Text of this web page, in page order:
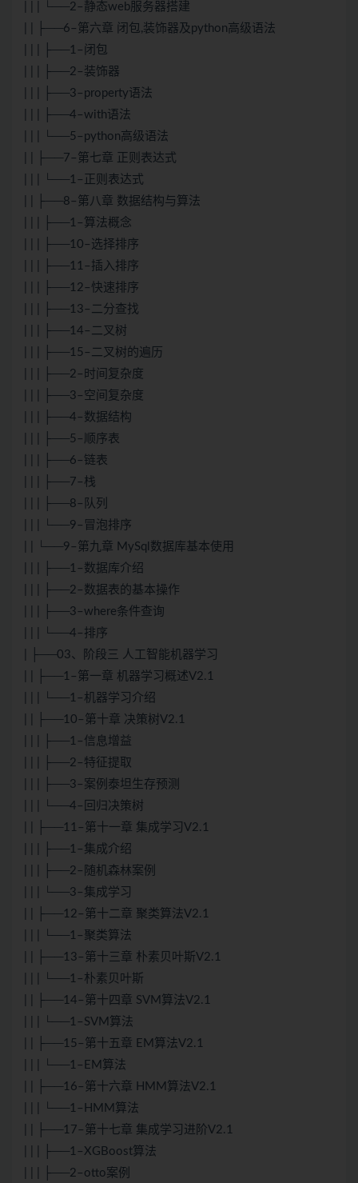
| | | └──2–静态web服务器搭建
| | ├──6–第六章 闭包,装饰器及python高级语法
| | | ├──1–闭包
| | | ├──2–装饰器
| | | ├──3–property语法
| | | ├──4–with语法
| | | └──5–python高级语法
| | ├──7–第七章 正则表达式
| | | └──1–正则表达式
| | ├──8–第八章 数据结构与算法
| | | ├──1–算法概念
| | | ├──10–选择排序
| | | ├──11–插入排序
| | | ├──12–快速排序
| | | ├──13–二分查找
| | | ├──14–二叉树
| | | ├──15–二叉树的遍历
| | | ├──2–时间复杂度
| | | ├──3–空间复杂度
| | | ├──4–数据结构
| | | ├──5–顺序表
| | | ├──6–链表
| | | ├──7–栈
| | | ├──8–队列
| | | └──9–冒泡排序
| | └──9–第九章 MySql数据库基本使用
| | | ├──1–数据库介绍
| | | ├──2–数据表的基本操作
| | | ├──3–where条件查询
| | | └──4–排序
| ├──03、阶段三 人工智能机器学习
| | ├──1–第一章 机器学习概述V2.1
| | | └──1–机器学习介绍
| | ├──10–第十章 决策树V2.1
| | | ├──1–信息增益
| | | ├──2–特征提取
| | | ├──3–案例泰坦生存预测
| | | └──4–回归决策树
| | ├──11–第十一章 集成学习V2.1
| | | ├──1–集成介绍
| | | ├──2–随机森林案例
| | | └──3–集成学习
| | ├──12–第十二章 聚类算法V2.1
| | | └──1–聚类算法
| | ├──13–第十三章 朴素贝叶斯V2.1
| | | └──1–朴素贝叶斯
| | ├──14–第十四章 SVM算法V2.1
| | | └──1–SVM算法
| | ├──15–第十五章 EM算法V2.1
| | | └──1–EM算法
| | ├──16–第十六章 HMM算法V2.1
| | | └──1–HMM算法
| | ├──17–第十七章 集成学习进阶V2.1
| | | ├──1–XGBoost算法
| | | ├──2–otto案例